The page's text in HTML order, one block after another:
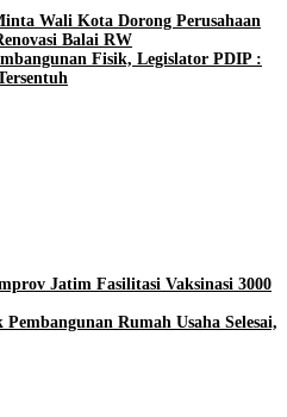
Wali Kota Dorong Perusahaan
Balai RW
Fisik, Legislator PDIP :
Jatim Fasilitasi Vaksinasi 3000
Rumah Usaha Selesai,